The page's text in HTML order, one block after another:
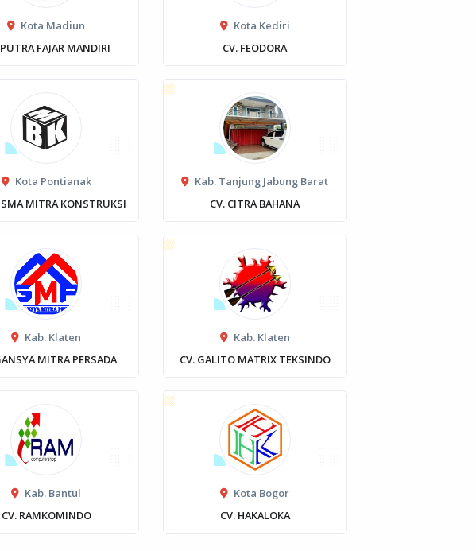
Kota Madiun
FAJAR MANDIRI
Kota Kediri
CV. FEODORA
Kota Pontianak
MITRA KONSTRUKSI
Kab. Tanjung Jabung Barat
CV. CITRA BAHANA
Kab. Klaten
MITRA PERSADA
Kab. Klaten
CV. GALITO MATRIX TEKSINDO
Kab. Bantul
CV. RAMKOMINDO
Kota Bogor
CV. HAKALOKA